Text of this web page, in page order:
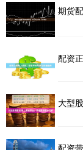
期货
配资
大型
配资